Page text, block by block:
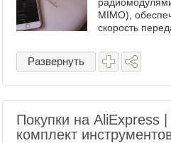
MIMO),
скорость
Девайс
из плотного
имеет ...
Развернуть
Покупки на AliExpress
комплект